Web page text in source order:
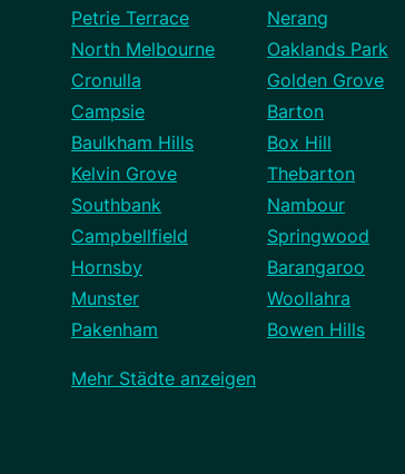
Petrie Terrace
Nerang
North Melbourne
Oaklands Park
Cronulla
Golden Grove
Campsie
Barton
Baulkham Hills
Box Hill
Kelvin Grove
Thebarton
Southbank
Nambour
Campbellfield
Springwood
Hornsby
Barangaroo
Munster
Woollahra
Pakenham
Bowen Hills
Mehr Städte anzeigen